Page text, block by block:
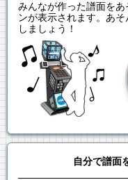
みんなが作った譜面を
ンが表示されます。あ
しましょう！
自分で譜面